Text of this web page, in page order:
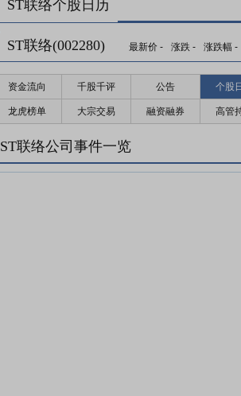
ST联络个股日历
ST联络(002280) 最新价 - 涨跌 - 涨跌幅 -
资金流向 千股千评 公告 个股
龙虎榜单 大宗交易 融资融券 高管
ST联络公司事件一览